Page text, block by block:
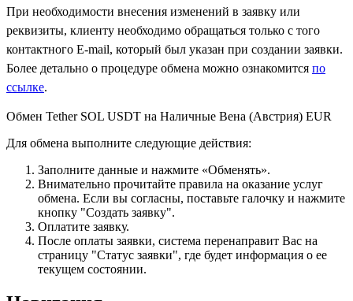
При необходимости внесения изменений в заявку или
реквизиты, клиенту необходимо обращаться только с того
контактного Е-mail, который был указан при создании заявки.
Более детально о процедуре обмена можно ознакомится по
ссылке.
Обмен Tether SOL USDT на Наличные Вена (Австрия) EUR
Для обмена выполните следующие действия:
Заполните данные и нажмите «Обменять».
Внимательно прочитайте правила на оказание услуг
обмена. Если вы согласны, поставьте галочку и нажмите
кнопку "Создать заявку".
Оплатите заявку.
После оплаты заявки, система перенаправит Вас на
страницу "Статус заявки", где будет информация о ее
текущем состоянии.